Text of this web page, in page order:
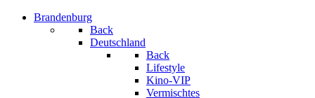
Brandenburg
Back
Deutschland
Back
Lifestyle
Kino-VIP
Vermischtes